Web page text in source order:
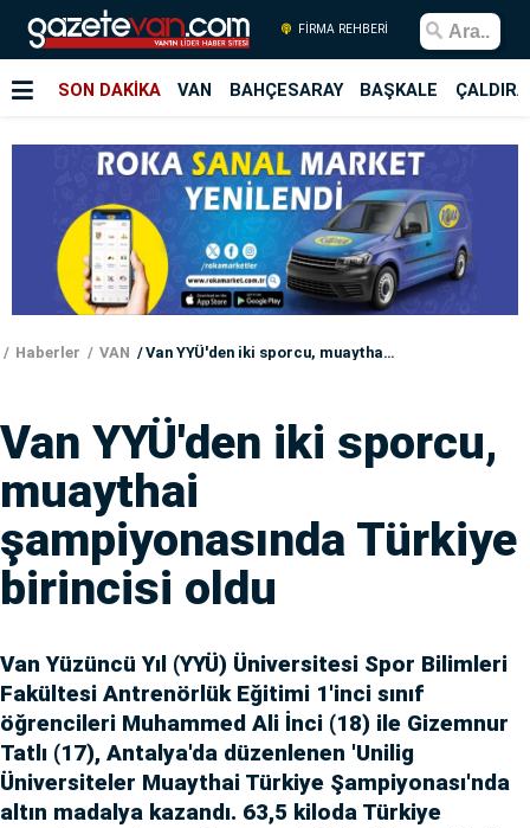
FİRMA REHBERİ
SON DAKİKA VAN BAHÇESARAY BAŞKALE
Haberler VAN Van YYÜ'den iki sporcu, muaythai şampiyonasında Türkiye birincisi oldu
Van YYÜ'den iki sporcu,
muaythai
şampiyonasında Türkiye
birincisi oldu
Van Yüzüncü Yıl (YYÜ) Üniversitesi Spor Bilimleri
Fakültesi Antrenörlük Eğitimi 1'inci sınıf
öğrencileri Muhammed Ali İnci (18) ile Gizemnur
Tatlı (17), Antalya'da düzenlenen 'Unilig
Üniversiteler Muaythai Türkiye Şampiyonası'nda
altın madalya kazandı. 63,5 kiloda Türkiye